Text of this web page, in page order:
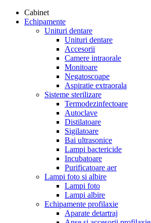
Cabinet
Echipamente
Unituri dentare
Unituri dentare
Accesorii
Camere intraorale
Monitoare
Negatoscoape
Aspiratie extraorala
Sisteme sterilizare
Termodezinfectoare
Autoclave
Distilatoare
Sigilatoare
Bai ultrasonice
Lampi bactericide
Incubatoare
Purificatoare aer
Lampi foto si albire
Lampi foto
Lampi albire
Echipamente profilaxie
Aparate detartraj